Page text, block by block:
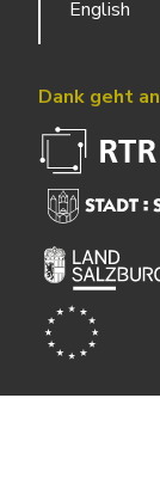
English
Dank geht